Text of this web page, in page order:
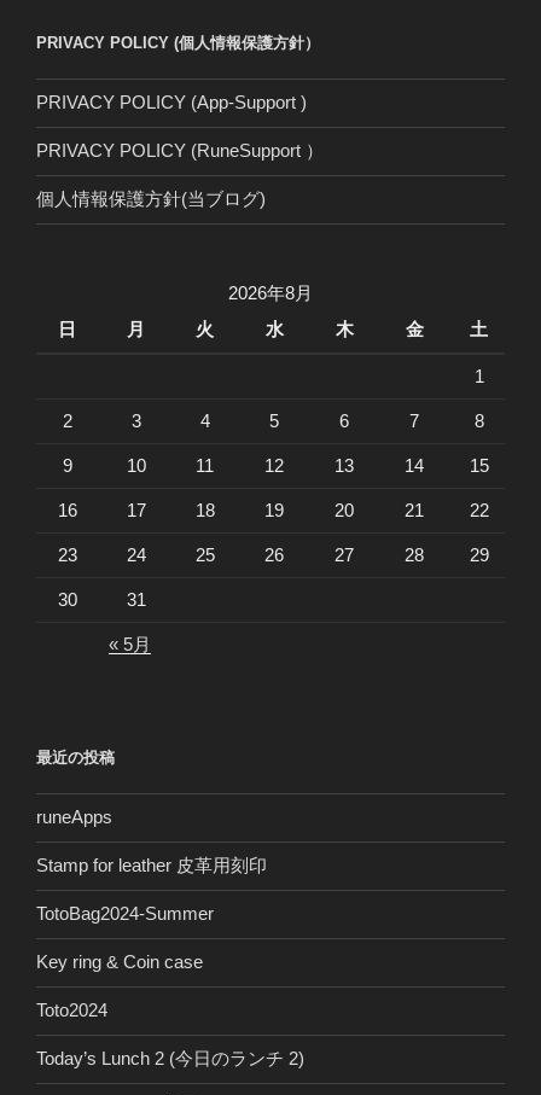
PRIVACY POLICY (個人情報保護方針）
PRIVACY POLICY (App-Support )
PRIVACY POLICY (RuneSupport ）
個人情報保護方針(当ブログ)
2026年8月
日
月 火 水 木 金 土
1
2 3 4 5 6 7 8
9 10 11 12 13 14 15
16 17 18 19 20 21 22
23 24 25 26 27 28 29
30 31
« 5月
最近の投稿
runeApps
Stamp for leather 皮革用刻印
TotoBag2024-Summer
Key ring & Coin case
Toto2024
Today’s Lunch 2 (今日のランチ 2)